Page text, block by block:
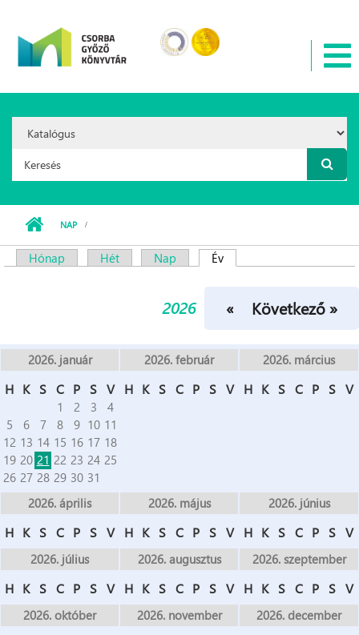
Option:
Keresés űrlap
NAP
Hónap Hét Nap Év(aktív fül)
2026 « ElőzőKövetkező »
2026. január
H K S C P S V
1 2 3
4
5
6 7 8 9 10 11
12 13 14 15 16 17 18
19 20 21 22 23 24 25
26 27 28 29 30 31
2026. február
H K S C P S V
2026. március
H K S C P S V
2026. április
H K S C P S V
2026. május
H K S C P S V
2026. június
H K S C P S V
2026. július
H K S C P S V
2026. augusztus
H K S C P S V
2026. szeptember
H K S C P S V
2026. október 2026. november 2026. december